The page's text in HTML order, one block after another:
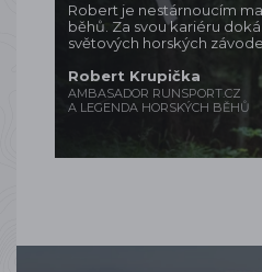
Robert je nestárnoucím
běhů. Za svou kariéru
světových horských
Robert Krupička
AMBASADOR RUNSPORT.CZ
A LEGENDA HORSKÝCH BĚHŮ